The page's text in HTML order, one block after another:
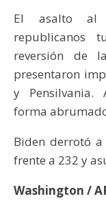
El asalto al
republicanos
reversión de
presentaron
y Pensilvania.
forma
Biden derrotó
frente a 232 y
Washington /